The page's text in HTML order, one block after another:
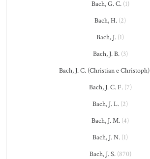
Bach, G. C.(1)
Bach, H. (2)
Bach, J. (1)
Bach, J. B.(3)
Bach, J. C. (Christian e Christoph)
Bach, J. C. F.(7)
Bach, J. L. (2)
Bach, J. M. (4)
Bach, J. N. (1)
Bach, J. S.(870)